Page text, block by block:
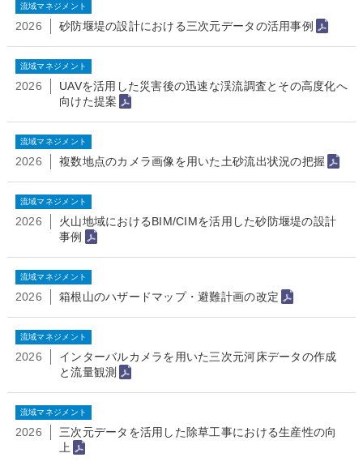
流域マネジメント
2026 砂防堰堤の設計における三次元データの活用事例
流域マネジメント
2026
UAVを活用した災害後の迅速な渓流調査とその高度化へ
向けた提案
流域マネジメント
2026 複数地点のカメラ画像を用いた土砂流出状況の把握
流域マネジメント
2026
⽕⼭地域におけるBIM/CIMを活⽤した砂防堰堤の設計
事例
流域マネジメント
2026 箱根山のハザードマップ・避難計画の改定
流域マネジメント
2026
インターバルカメラを用いた三次元河床データの作成
と流量観測
流域マネジメント
2026
三次元データを活用した除草工事における生産性の向
上